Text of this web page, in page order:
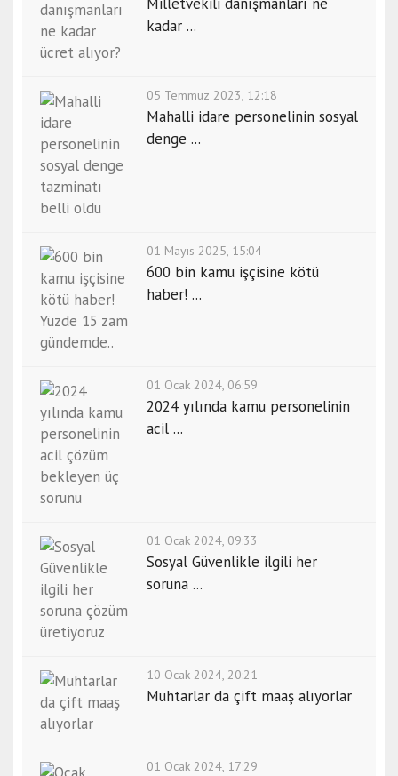
kadar ...
05 Temmuz 2023, 12:18
Mahalli idare personelinin sosyal
denge ...
01 Mayıs 2025, 15:04
600 bin kamu işçisine kötü
haber! ...
01 Ocak 2024, 06:59
2024 yılında kamu personelinin
acil ...
01 Ocak 2024, 09:33
Sosyal Güvenlikle ilgili her
soruna ...
10 Ocak 2024, 20:21
Muhtarlar da çift maaş alıyorlar
01 Ocak 2024, 17:29